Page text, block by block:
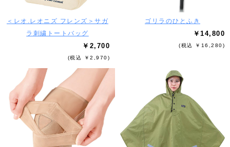
＜レオ.レオニズ フレンズ＞サガ
ラ刺繍トートバッグ
￥2,700
(税込 ￥2,970)
ゴリラのひとふき
￥14,800
(税込 ￥16,280)